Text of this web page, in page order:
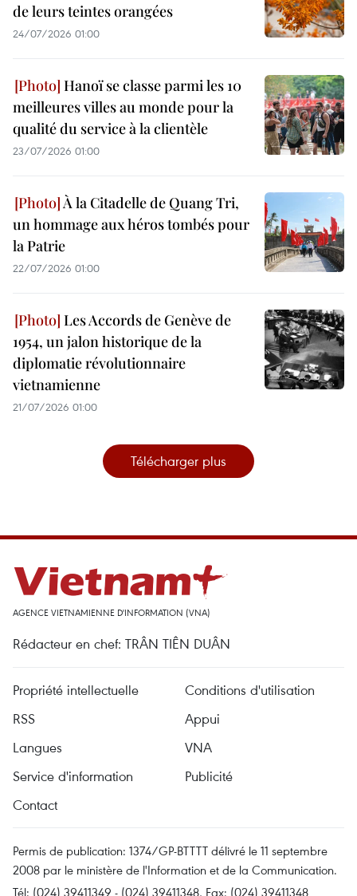
de leurs teintes orangées
24/07/2026 01:00
Hanoï se classe parmi les 10
meilleures villes au monde pour la
qualité du service à la clientèle
23/07/2026 01:00
À la Citadelle de Quang Tri,
un hommage aux héros tombés pour
la Patrie
22/07/2026 01:00
Les Accords de Genève de
1954, un jalon historique de la
diplomatie révolutionnaire
vietnamienne
21/07/2026 01:00
Télécharger plus
AGENCE VIETNAMIENNE D'INFORMATION (VNA)
Rédacteur en chef: TRÂN TIÊN DUÂN
Propriété intellectuelle
Conditions d'utilisation
RSS
Appui
Langues
VNA
Service d'information
Publicité
Contact
Permis de publication: 1374/GP-BTTTT délivré le 11 septembre
2008 par le ministère de l'Information et de la Communication.
Tél: (024) 39411349 - (024) 39411348, Fax: (024) 39411348